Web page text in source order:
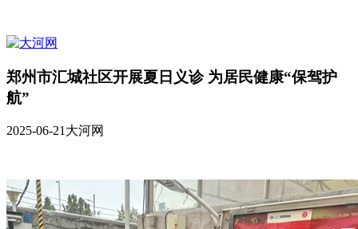
郑州市汇城社区开展夏日义诊 为居民健康“保驾护
航”
2025-06-21大河网